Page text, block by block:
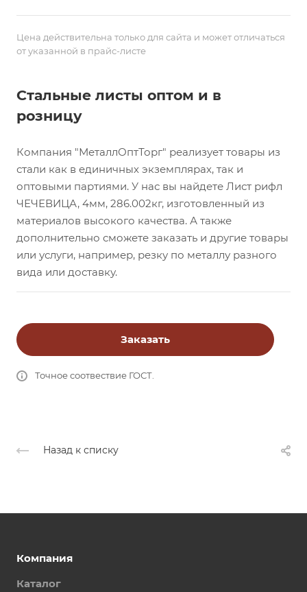
Цена действительна только для сайта и может отличаться
от указанной в прайс-листе
Стальные листы оптом и в
розницу
Компания "МеталлОптТорг" реализует товары из
стали как в единичных экземплярах, так и
оптовыми партиями. У нас вы найдете Лист рифл
ЧЕЧЕВИЦА, 4мм, 286.002кг, изготовленный из
материалов высокого качества. А также
дополнительно сможете заказать и другие товары
или услуги, например, резку по металлу разного
вида или доставку.
Заказать
Точное соотвествие ГОСТ.
Назад к списку
Компания
Каталог